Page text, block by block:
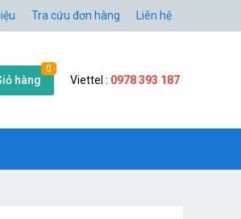
Tra cứu đơn hàng Liên hệ
hàng
0
Viettel : 0978 393 187